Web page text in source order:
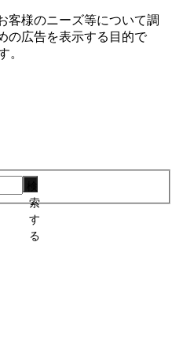
客様のニーズ等について調
の広告を表⽰する⽬的で
。
索
す
る